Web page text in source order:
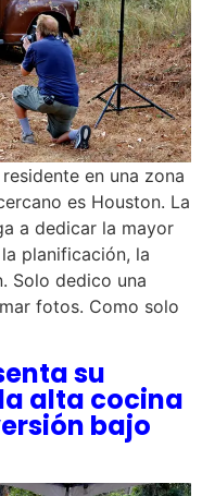
en una zona
es Houston. La
a dedicar la mayor
planificación, la
Solo dedico una
fotos. Como solo
su
alta cocina
bajo